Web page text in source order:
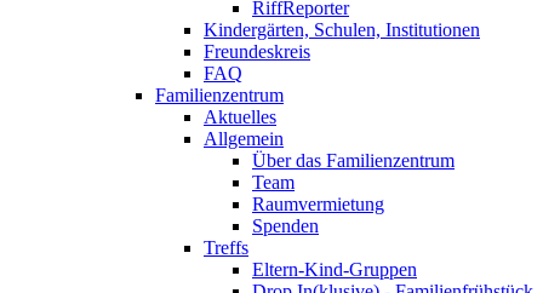
RiffReporter
Kindergärten, Schulen, Institutionen
Freundeskreis
FAQ
Familienzentrum
Aktuelles
Allgemein
Über das Familienzentrum
Team
Raumvermietung
Spenden
Treffs
Eltern-Kind-Gruppen